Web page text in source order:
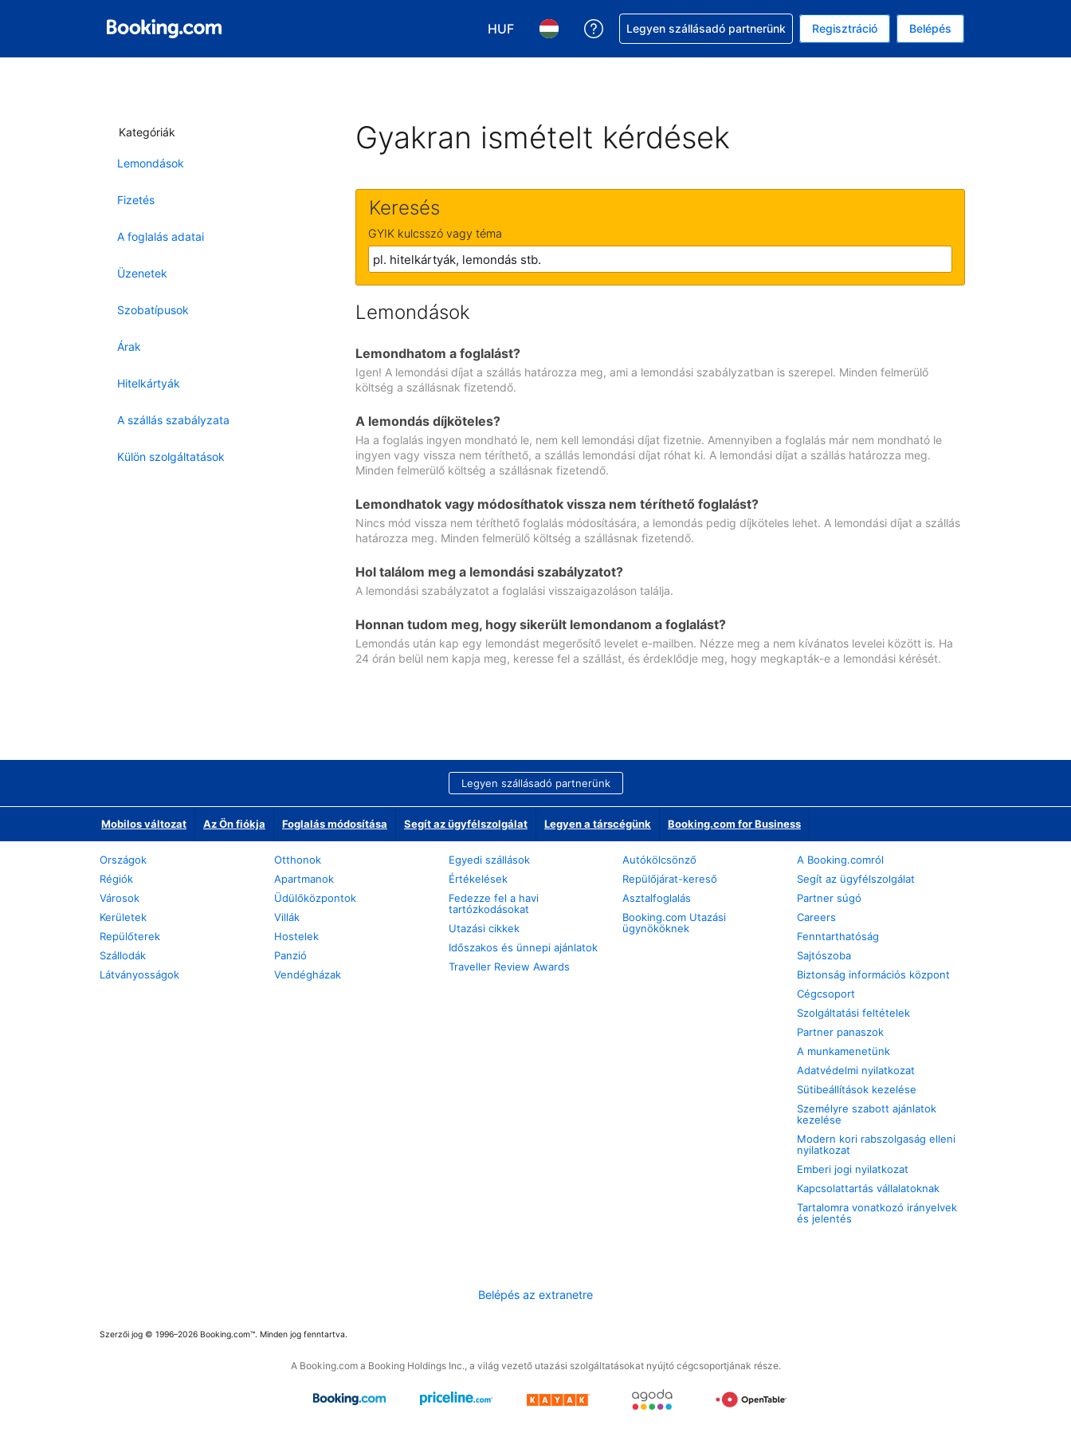
HUF
Válasszon pénznemet. Jelenlegi kiválasztott pénznem: magyar forint
Válasszon nyelvet. Jelenleg kiválasztott nyelv: Magyar
Segítség a foglalással
Legyen szállásadó partnerünk Regisztráció Belépés
Kategóriák
Lemondások
Fizetés
A foglalás adatai
Üzenetek
Szobatípusok
Árak
Hitelkártyák
A szállás szabályzata
Külön szolgáltatások
Gyakran ismételt kérdések
Keresés
GYIK kulcsszó vagy téma
Lemondások
Lemondhatom a foglalást?
Igen! A lemondási díjat a szállás határozza meg, ami a lemondási szabályzatban is szerepel. Minden felmerülő
költség a szállásnak fizetendő.
A lemondás díjköteles?
Ha a foglalás ingyen mondható le, nem kell lemondási díjat fizetnie. Amennyiben a foglalás már nem mondható le
ingyen vagy vissza nem téríthető, a szállás lemondási díjat róhat ki. A lemondási díjat a szállás határozza meg.
Minden felmerülő költség a szállásnak fizetendő.
Lemondhatok vagy módosíthatok vissza nem téríthető foglalást?
Nincs mód vissza nem téríthető foglalás módosítására, a lemondás pedig díjköteles lehet. A lemondási díjat a szállás
határozza meg. Minden felmerülő költség a szállásnak fizetendő.
Hol találom meg a lemondási szabályzatot?
A lemondási szabályzatot a foglalási visszaigazoláson találja.
Honnan tudom meg, hogy sikerült lemondanom a foglalást?
Lemondás után kap egy lemondást megerősítő levelet e-mailben. Nézze meg a nem kívánatos levelei között is. Ha
24 órán belül nem kapja meg, keresse fel a szállást, és érdeklődje meg, hogy megkapták-e a lemondási kérését.
Legyen szállásadó partnerünk
Mobilos változat Az Ön fiókja Foglalás módosítása Segít az ügyfélszolgálat Legyen a társcégünk Booking.com for Business
Országok
Régiók
Városok
Kerületek
Repülőterek
Szállodák
Látványosságok
Otthonok
Apartmanok
Üdülőközpontok
Villák
Hostelek
Panzió
Vendégházak
Egyedi szállások
Értékelések
Fedezze fel a havi
tartózkodásokat
Utazási cikkek
Időszakos és ünnepi ajánlatok
Traveller Review Awards
Autókölcsönző
Repülőjárat-kereső
Asztalfoglalás
Booking.com Utazási
ügynököknek
A Booking.comról
Segít az ügyfélszolgálat
Partner súgó
Careers
Fenntarthatóság
Sajtószoba
Biztonság információs központ
Cégcsoport
Szolgáltatási feltételek
Partner panaszok
A munkamenetünk
Adatvédelmi nyilatkozat
Sütibeállítások kezelése
Személyre szabott ajánlatok
kezelése
Modern kori rabszolgaság elleni
nyilatkozat
Emberi jogi nyilatkozat
Kapcsolattartás vállalatoknak
Tartalomra vonatkozó irányelvek
és jelentés
Belépés az extranetre
Szerzői jog © 1996–2026 Booking.com™. Minden jog fenntartva.
A Booking.com a Booking Holdings Inc., a világ vezető utazási szolgáltatásokat nyújtó cégcsoportjának része.